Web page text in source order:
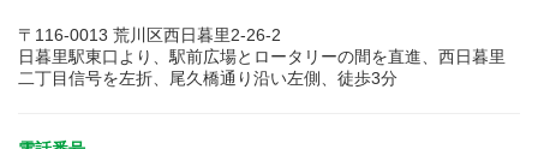
〒116-0013 荒川区西日暮里2-26-2
日暮里駅東口より、駅前広場とロータリーの間を直進、西日暮里
二丁目信号を左折、尾久橋通り沿い左側、徒歩3分